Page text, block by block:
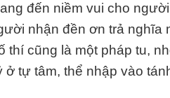
đến niềm vui cho
nhận đền ơn trả nghĩa
thí cũng là một pháp tu,
ở tự tâm, thể nhập vào